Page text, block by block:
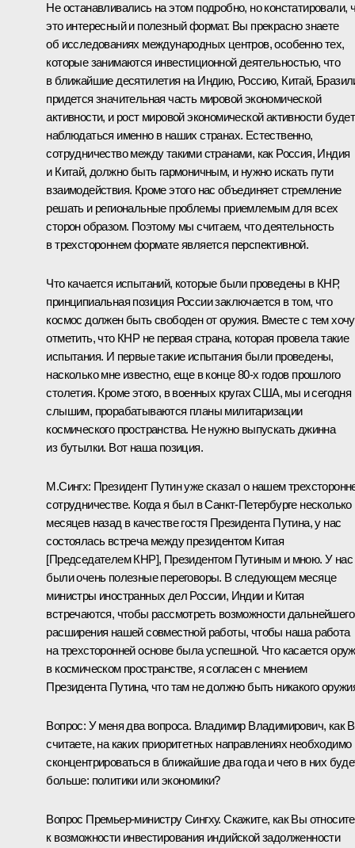
Не останавливались на этом подробно, но констатировали,
это интересный и полезный формат. Вы прекрасно знаете
об исследованиях международных центров, особенно тех,
которые занимаются инвестиционной деятельностью, что
в ближайшие десятилетия на Индию, Россию, Китай,
придется значительная часть мировой экономической
активности, и рост мировой экономической активности будет
наблюдаться именно в наших странах. Естественно,
сотрудничество между такими странами, как Россия, Индия
и Китай, должно быть гармоничным, и нужно искать пути
взаимодействия. Кроме этого нас объединяет стремление
решать и региональные проблемы приемлемым для всех
сторон образом. Поэтому мы считаем, что деятельность
в трехстороннем формате является перспективной.
Что качается испытаний, которые были проведены в КНР,
принципиальная позиция России заключается в том, что
космос должен быть свободен от оружия. Вместе с тем хочу
отметить, что КНР не первая страна, которая провела такие
испытания. И первые такие испытания были проведены,
насколько мне известно, еще в конце 80-х годов прошлого
столетия. Кроме этого, в военных кругах США, мы и сегодня
слышим, прорабатываются планы милитаризации
космического пространства. Не нужно выпускать джинна
из бутылки. Вот наша позиция.
М.Сингх: Президент Путин уже сказал о нашем
сотрудничестве. Когда я был в Санкт-Петербурге несколько
месяцев назад в качестве гостя Президента Путина, у нас
состоялась встреча между президентом Китая
[Председателем КНР], Президентом Путиным и мною. У нас
были очень полезные переговоры. В следующем месяце
министры иностранных дел России, Индии и Китая
встречаются, чтобы рассмотреть возможности дальнейшего
расширения нашей совместной работы, чтобы наша работа
на трехсторонней основе была успешной. Что касается
в космическом пространстве, я согласен с мнением
Президента Путина, что там не должно быть никакого
Вопрос: У меня два вопроса. Владимир Владимирович, как
считаете, на каких приоритетных направлениях необходимо
сконцентрироваться в ближайшие два года и чего в них
больше: политики или экономики?
Вопрос Премьер-министру Сингху. Скажите, как Вы
к возможности инвестирования индийской задолженности